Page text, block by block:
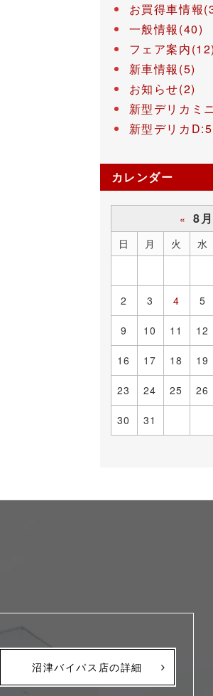
お買得車情報
一般情報(40)
フェア案内(12)
新車情報(5)
お知らせ(2)
新型デリカミ
新型デリカ
カレンダー
« 8月
日
月 火 水
2 3 4 5
9 10 11 12
16 17 18 19
23 24 25 26
30 31
沼津バイパス店の詳細